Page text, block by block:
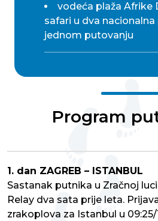
vodeća plaža Afrike
safari u dva nacionalna
jednom putovanju
Program
1. dan ZAGREB – ISTANBUL
Sastanak putnika u Zračnoj
Relay dva sata prije leta.
zrakoplova za Istanbul u 09:25/